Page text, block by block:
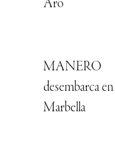
Aro
MANERO
desembarca en
Marbella